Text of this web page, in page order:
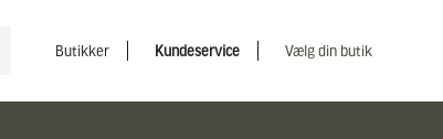
Butikker Kundeservice Vælg din butik